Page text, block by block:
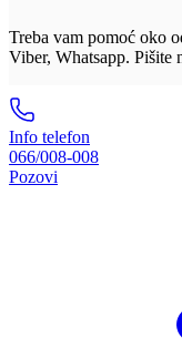
Treba vam pomoć oko
Viber, Whatsapp. Pišite
Info telefon
066/008-008
Pozovi